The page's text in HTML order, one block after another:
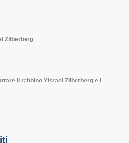
Zilberberg
il rabbino Yisrael Zilberberg e i